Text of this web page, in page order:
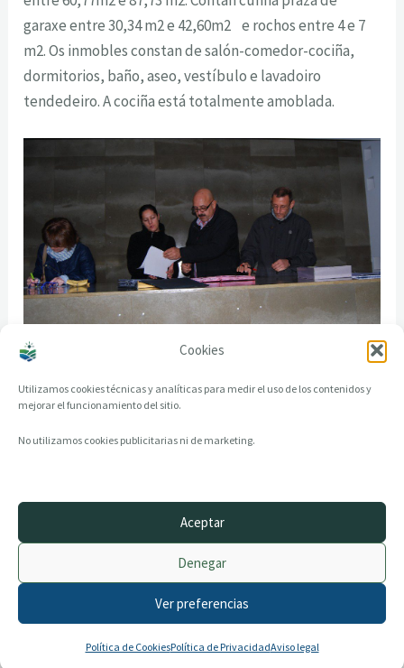
Cookies
Utilizamos cookies técnicas y analíticas para medir el uso de los contenidos y
mejorar el funcionamiento del sitio.
No utilizamos cookies publicitarias ni de marketing.
Aceptar
Denegar
Ver preferencias
Política de CookiesPolítica de PrivacidadAviso legal
garaxe entre 30,34 m2 e 42,60m2 e rochos entre 4 e 7
m2. Os inmobles constan de salón-comedor-cociña,
dormitorios, baño, aseo, vestíbulo e lavadoiro
tendedeiro. A cociña está totalmente amoblada.
© 2014–2026 creandotuprovincia.es · Todos los derechos reservados
Política de Cookies
Archivo histórico